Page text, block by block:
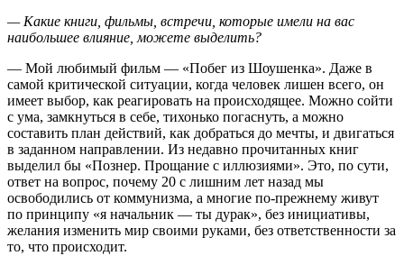
— Какие книги, фильмы, встречи, которые имели на вас
наибольшее влияние, можете выделить?
— Мой любимый фильм — «Побег из Шоушенка». Даже в
самой критической ситуации, когда человек лишен всего, он
имеет выбор, как реагировать на происходящее. Можно сойти
с ума, замкнуться в себе, тихонько погаснуть, а можно
составить план действий, как добраться до мечты, и двигаться
в заданном направлении. Из недавно прочитанных книг
выделил бы «Познер. Прощание с иллюзиями». Это, по сути,
ответ на вопрос, почему 20 с лишним лет назад мы
освободились от коммунизма, а многие по-прежнему живут
по принципу «я начальник — ты дурак», без инициативы,
желания изменить мир своими руками, без ответственности за
то, что происходит.